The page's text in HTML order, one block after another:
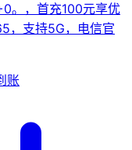
。，首充100元享优
，支持5G，电信官
账